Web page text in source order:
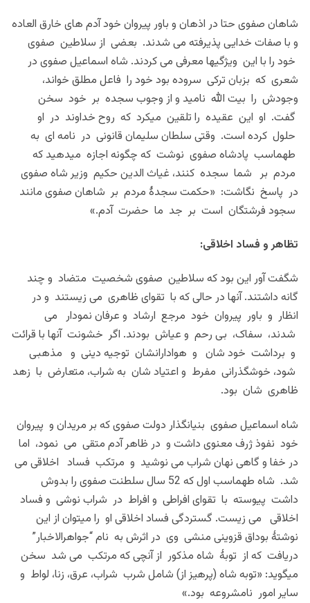
شاهان صفوی حتا در اذهان و باور پیروان خود آدم های خارق العاده
و با صفات خدایی پذیرفته می شدند. بعضی از سلاطین صفوی
خود را با این ویژگیها معرفی می کردند. شاه اسماعیل صفوی در
شعری که بزبان ترکی سروده بود خود را فاعل مطلق خواند،
وجودش را بیت الله نامید و از وجوب سجده بر خود سخن
گفت. او این عقیده را تلقین میکرد که روح خداوند در او
حلول کرده است. وقتی سلطان سلیمان قانونی در نامه ای به
طهماسب پادشاه صفوی نوشت که چگونه اجازه میدهید که
مردم بر شما سجده کنند، غیاث الدین حکیم وزیر شاه صفوی
در پاسخ نگاشت: «حکمت سجدۀ مردم بر شاهان صفوی مانند
سجود فرشتگان است بر جد ما حضرت آدم.»
تظاهر و فساد اخلاقی:
شگفت آور این بود که سلاطین صفوی شخصیت متضاد و چند
گانه داشتند. آنها در حالی که با تقوای ظاهری می زیستند و در
انظار و باور پیروان خود مرجع ارشاد و عرفان نمودار می
شدند، سفاک، بی رحم و عیاش بودند. اگر خشونت آنها با قرائت
و برداشت خود شان و هوادارانشان توجیه دینی و مذهبی
شود، خوشگذرانی مفرط و اعتیاد شان به شراب، متعارض با زهد
ظاهری شان بود.
شاه اسماعیل صفوی بنیانگذار دولت صفوی که بر مریدان و پیروان
خود نفوذ ژرف معنوی داشت و در ظاهر آدم متقی می نمود، اما
در خفا و گاهی نهان شراب می نوشید و مرتکب فساد اخلاقی می
شد. شاه طهماسب اول که 52 سال سلطنت صفوی را بدوش
داشت پیوسته با تقوای افراطی و افراط در شراب نوشی و فساد
اخلاقی می زیست. گستردگی فساد اخلاقی او را میتوان از این
نوشتۀ بوداق قزوینی منشی وی در اثرش به نام “جواهرالاخبار”
دریافت که از توبۀ شاه مذکور از آنچی که مرتکب می شد سخن
میگوید: «توبه شاه (پرهیز از) شامل شرب شراب، عرق، زنا، لواط و
سایر امور نامشروعه بود.»